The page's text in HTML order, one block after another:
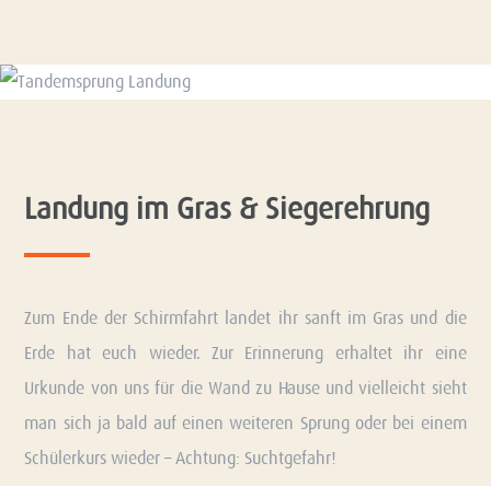
Landung im Gras & Siegerehrung
Zum Ende der Schirmfahrt landet ihr sanft im Gras und die
Erde hat euch wieder. Zur Erinnerung erhaltet ihr eine
Urkunde von uns für die Wand zu Hause und vielleicht sieht
man sich ja bald auf einen weiteren Sprung oder bei einem
Schülerkurs wieder – Achtung: Suchtgefahr!